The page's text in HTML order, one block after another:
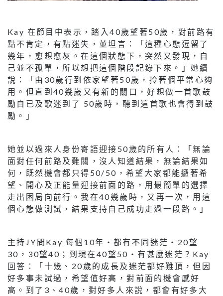
Kay 在節目中表示，踏入40歲望著50歲，對前路有
點不肯定，有點迷失，並坦言：「這種心態逗留了
幾年，愈想愈灰。在這個狀態下，突然又發現，自
己並不孤單，所以想把這個階段記錄下來。」她續
說：「由30歲行到依家望著50歲，拎著個平常心夠
用。但直到40幾歲又有新的關口，好想做一首歌鼓
勵自已及歌迷到了 50歲時，聽到這首歌也會得到鼓
勵。」
她並以過來人身份寄語迎接50歲的所有人：「無論
面對任何前路及難關，沒人知道結果，無論結果如
何，既然機會都只得50/50，希望大家都能攞著希
望、開心及正能量迎接前面的路，用最簡單的選擇
走出困局向前行。我在40幾歲時，又再一次，用這
個心態做測試，結果支持自己成功走過一段路。」
主持JY問Kay 每個10年・都有不同迷茫・20望
30，30望40；到現在40望50・有甚麼迷茫？Kay
回答：「十幾、20歲的成長及迷茫都好難頂，但因
好多事未試過，希望值好高，對前面的機會感好
高。到了3、40歲，對好多人來說，都會有好多大